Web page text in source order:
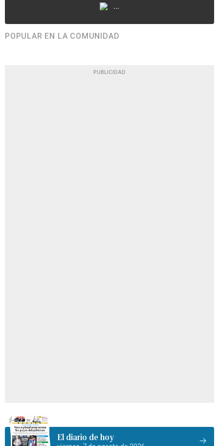
...
POPULAR EN LA COMUNIDAD
PUBLICIDAD
El diario de hoy